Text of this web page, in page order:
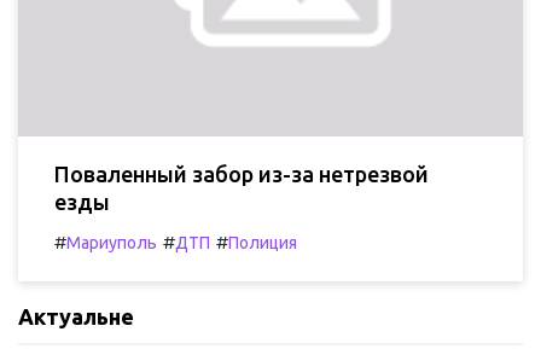
Поваленный забор из-за нетрезвой
езды
#Мариуполь #ДТП #Полиция
Актуальне